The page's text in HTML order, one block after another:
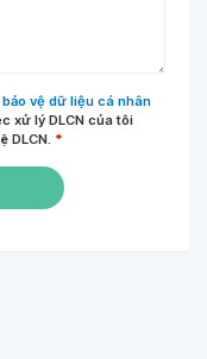
vệ dữ liệu cá nhân
xử lý DLCN của tôi
DLCN. *